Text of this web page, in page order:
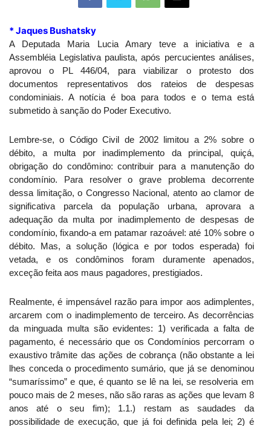
* Jaques Bushatsky
A Deputada Maria Lucia Amary teve a iniciativa e a
Assembléia Legislativa paulista, após percucientes análises,
aprovou o PL 446/04, para viabilizar o protesto dos
documentos representativos dos rateios de despesas
condominiais. A notícia é boa para todos e o tema está
submetido à sanção do Poder Executivo.
Lembre-se, o Código Civil de 2002 limitou a 2% sobre o
débito, a multa por inadimplemento da principal, quiçá,
obrigação do condômino: contribuir para a manutenção do
condomínio. Para resolver o grave problema decorrente
dessa limitação, o Congresso Nacional, atento ao clamor de
significativa parcela da população urbana, aprovara a
adequação da multa por inadimplemento de despesas de
condomínio, fixando-a em patamar razoável: até 10% sobre o
débito. Mas, a solução (lógica e por todos esperada) foi
vetada, e os condôminos foram duramente apenados,
exceção feita aos maus pagadores, prestigiados.
Realmente, é impensável razão para impor aos adimplentes,
arcarem com o inadimplemento de terceiro. As decorrências
da minguada multa são evidentes: 1) verificada a falta de
pagamento, é necessário que os Condomínios percorram o
exaustivo trâmite das ações de cobrança (não obstante a lei
lhes conceda o procedimento sumário, que já se denominou
“sumaríssimo” e que, é quanto se lê na lei, se resolveria em
pouco mais de 2 meses, não são raras as ações que levam 8
anos até o seu fim); 1.1.) restam as saudades da
possibilidade de execução, que já foi definida pela lei; 2) é